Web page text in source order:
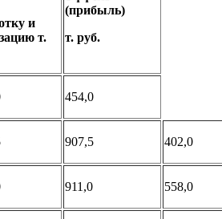
и
т.
(прибыль)
т. руб.
454,0
907,5 402,0
911,0 558,0